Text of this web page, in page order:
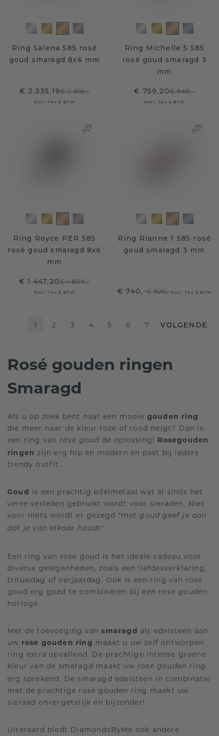
Ring Salena 585 rosé
goud smaragd 8x6 mm
€ 2.335,19€ 2.919,-
Excl. Tax & BTW
Ring Michelle 5 585
rosé goud smaragd 3
mm
€ 759,20€ 949,-
Excl. Tax & BTW
Ring Royce PER 585
rosé goud smaragd 8x6
mm
€ 1.447,20€ 1.809,-
Excl. Tax & BTW
Ring Rianne 1 585 rosé
goud smaragd 3 mm
€ 740,-€ 925,-Excl. Tax & BTW
1 2 3 4 5 6 7 VOLGENDE
Rosé gouden ringen
Smaragd
Als u op zoek bent naar een mooie gouden ring
die meer naar de kleur roze of rood neigt? Dan is
een ring van rose goud dé oplossing! Rosegouden
ringen zijn erg hip en modern en past bij iedere
trendy outfit.
Goud is een prachtig edelmetaal wat al sinds het
verre verleden gebruikt wordt voor sieraden. Niet
voor niets wordt er gezegd "met goud geef je aan
dat je van elkaar houdt".
Een ring van rose goud is het ideale cadeau voor
diverse gelegenheden, zoals een liefdesverklaring,
trouwdag of verjaardag. Ook is een ring van rose
goud erg goed te combineren bij een rose gouden
horloge.
Met de toevoeging vansmaragd als edelsteen aan
uw rose gouden ring maakt u uw zelf ontworpen
ring extra opvallend. De prachtige intense groene
kleur van de smaragd maakt uw rose gouden ring
erg sprekend. De smaragd edelsteen in combinatie
met de prachtige rose gouden ring maakt uw
sieraad onvergetelijk en bijzonder!
Uiteraard biedt DiamondsByMe ook andere